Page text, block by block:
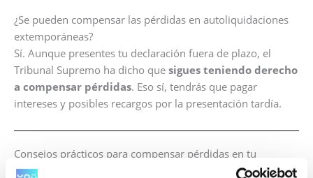
¿Se pueden compensar las pérdidas en autoliquidaciones
extemporáneas?
Sí. Aunque presentes tu declaración fuera de plazo, el
Tribunal Supremo ha dicho que sigues teniendo derecho
a compensar pérdidas. Eso sí, tendrás que pagar
intereses y posibles recargos por la presentación tardía.
Consejos prácticos para compensar pérdidas en tu
empresa